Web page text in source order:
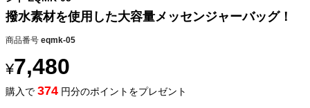
撥水素材を使用した大容量メッセンジャーバッグ！
商品番号 eqmk-05
¥7,480
購入で 374 円分のポイントをプレゼント